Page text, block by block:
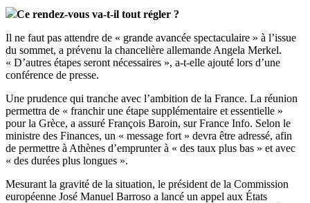
Ce rendez-vous va-t-il tout régler ?
Il ne faut pas attendre de « grande avancée spectaculaire » à l’issue
du sommet, a prévenu la chancelière allemande Angela Merkel.
« D’autres étapes seront nécessaires », a-t-elle ajouté lors d’une
conférence de presse.
Une prudence qui tranche avec l’ambition de la France. La réunion
permettra de « franchir une étape supplémentaire et essentielle »
pour la Grèce, a assuré François Baroin, sur France Info. Selon le
ministre des Finances, un « message fort » devra être adressé, afin
de permettre à Athènes d’emprunter à « des taux plus bas » et avec
« des durées plus longues ».
Mesurant la gravité de la situation, le président de la Commission
européenne José Manuel Barroso a lancé un appel aux États